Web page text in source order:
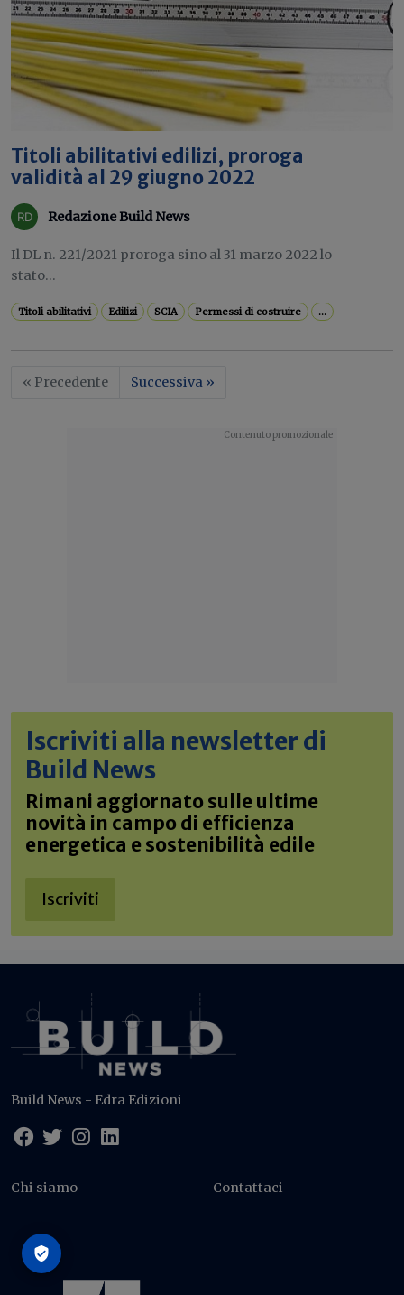
Titoli abilitativi edilizi, proroga
validità al 29 giugno 2022
Redazione Build News
Il DL n. 221/2021 proroga sino al 31 marzo 2022 lo
stato...
Titoli abilitativi Edilizi SCIA Permessi di costruire ...
« Precedente Successiva »
Iscriviti alla newsletter di
Build News
Rimani aggiornato sulle ultime
novità in campo di efficienza
energetica e sostenibilità edile
Iscriviti
Build News - Edra Edizioni
Chi siamo Contattaci